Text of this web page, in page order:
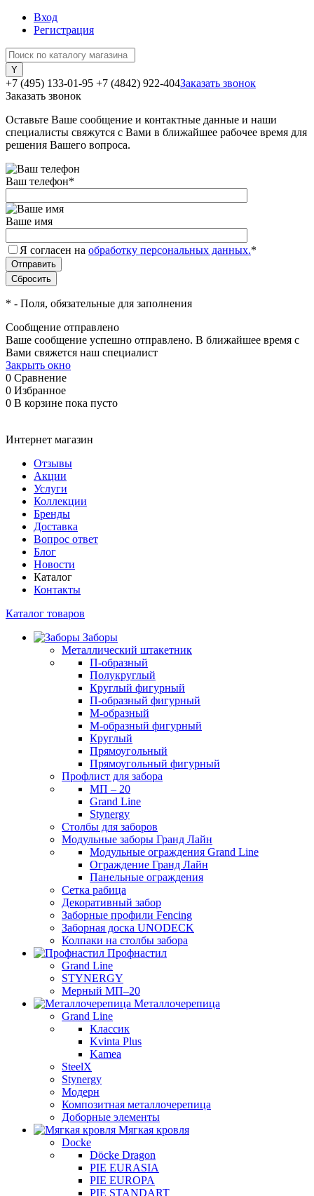
Вход
Регистрация
+7 (495) 133-01-95 +7 (4842) 922-404Заказать звонок
Заказать звонок
Оставьте Ваше сообщение и контактные данные и наши
специалисты свяжутся с Вами в ближайшее рабочее время для
решения Вашего вопроса.
Ваш телефон*
Ваше имя
Я согласен на обработку персональных данных.*
* - Поля, обязательные для заполнения
Сообщение отправлено
Ваше сообщение успешно отправлено. В ближайшее время с
Вами свяжется наш специалист
Закрыть окно
0 Сравнение
0 Избранное
0 В корзине пока пусто
Интернет магазин
Отзывы
Акции
Услуги
Коллекции
Бренды
Доставка
Вопрос ответ
Блог
Новости
Каталог
Контакты
Каталог товаров
Заборы
Металлический штакетник
П-образный
Полукруглый
Круглый фигурный
П-образный фигурный
М-образный
M-образный фигурный
Круглый
Прямоугольный
Прямоугольный фигурный
Профлист для забора
МП – 20
Grand Line
Stynergy
Столбы для заборов
Модульные заборы Гранд Лайн
Модульные ограждения Grand Line
Ограждение Гранд Лайн
Панельные ограждения
Сетка рабица
Декоративный забор
Заборные профили Fencing
Заборная доска UNODECK
Колпаки на столбы забора
Профнастил
Grand Line
STYNERGY
Мерный МП–20
Металлочерепица
Grand Line
Классик
Kvinta Plus
Kamea
SteelX
Stynergy
Модерн
Композитная металлочерепица
Доборные элементы
Мягкая кровля
Docke
Döcke Dragon
PIE EURASIA
PIE EUROPA
PIE STANDART